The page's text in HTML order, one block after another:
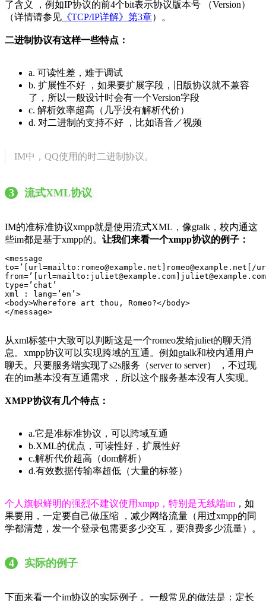
了含义 ，例如IP协议的前4个bit表示协议版本号 （Version）
（详情请参见 《TCP/IP详解》第3章）。
二进制协议有这样一些特点：
a. 可读性差，难于调试
b. 扩展性不好 ，如果要扩展字段，旧版协议就不兼容
了，所以一般设计时会有一个Version字段
c. 解析效率超高（几乎没有解析代价）
d. 对二进制的支持不好 ，比如语音／视频
IM中，QQ使用的时二进制协议。
3 流式XML协议
IM的准标准协议xmpp就是使用流式XML，像gtalk，校内通这
些im都是基于xmpp的。 让我们来看一个xmpp协议的例子：
<message
to=’[url=mailto:romeo@example.net]romeo@example.net[/
type=’chat’
xml : lang=’en’>
<body>Wherefore art thou, Romeo?</body>
</message>
从xml标签中大致可以判断这是一个romeo发给juliet的聊天消
息。xmpp协议可以实现跨域的互通。例如gtalk和校内通用户
聊天。只要服务端实现了s2s服务（server to server） ，不过现
在的im基本没有互通需求 ，所以这个服务基本没有人实现。
XMPP协议有几个特点：
a.它是准标准协议，可以跨域互通
b.XML的优点，可读性好，扩展性好
c.解析代价超高（dom解析）
d.有效数据传输率超低（大量的标签）
个人旗帜鲜明的强烈不建议使用xmpp，特别是无线端im ，如
果要用，一定要自己做压缩 ，减少网络流量（用过xmpp的同
学都清楚，发一个登录包需要多少交互，要浪费多少流量）。
4 实际的例子
下面来看一个im协议的实际例子 。一般常见的做法是：定长